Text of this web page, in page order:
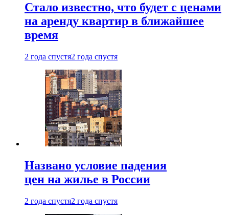
Стало известно, что будет с ценами
на аренду квартир в ближайшее
время
2 года спустя2 года спустя
Названо условие падения
цен на жилье в России
2 года спустя2 года спустя